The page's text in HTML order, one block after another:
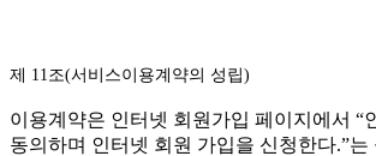
제 11조(서비스이용계약의 성립)
이용계약은 인터넷 회원가입 페이지에서 “
동의하며 인터넷 회원 가입을 신청한다.”는